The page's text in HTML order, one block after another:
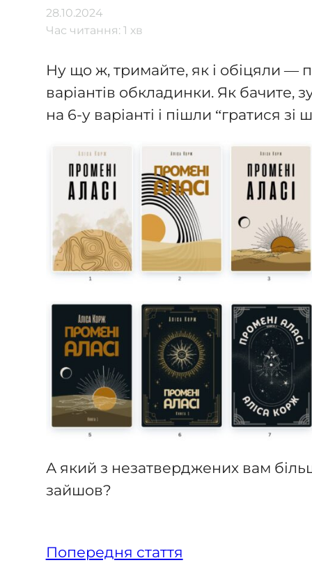
28.10.2024
Час читання: 1 хв
Ну що ж, тримайте, як і обіцяли —
варіантів обкладинки. Як бачите,
на 6-у варіанті і пішли “гратися
А який з незатверджених вам
зайшов?
Попередня стаття